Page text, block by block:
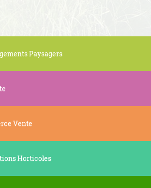
Paysagers
Vente
Horticoles